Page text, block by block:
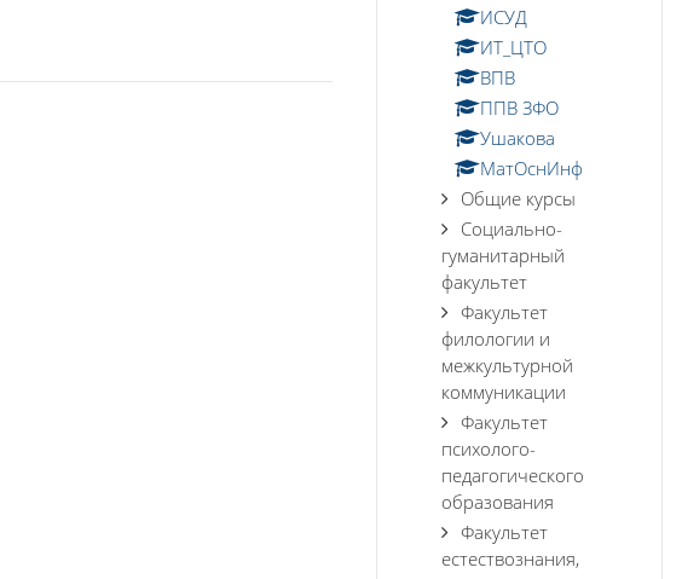
ИСУД
ИТ_ЦТО
ВПВ
ППВ ЗФО
Ушакова
МатОснИнф
Общие курсы
Социально-
гуманитарный
факультет
Факультет
филологии и
межкультурной
коммуникации
Факультет
психолого-
педагогического
образования
Факультет
естествознания,